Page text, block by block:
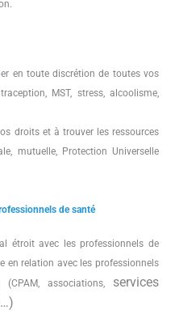
en toute discrétion de toutes vos
MST, stress, alcoolisme,
droits et à trouver les ressources
mutuelle, Protection Universelle
de santé
étroit avec les professionnels de
en relation avec les professionnels
associations, services